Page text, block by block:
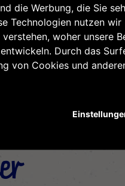
die Werbung, die Sie
Technologien nutzen wir
woher unsere
Durch das
von Cookies und